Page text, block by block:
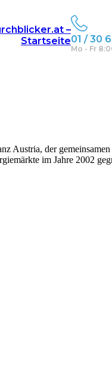
–
Startseite01 / 30
Mo - Fr
Austria, der
im Jahre 2002